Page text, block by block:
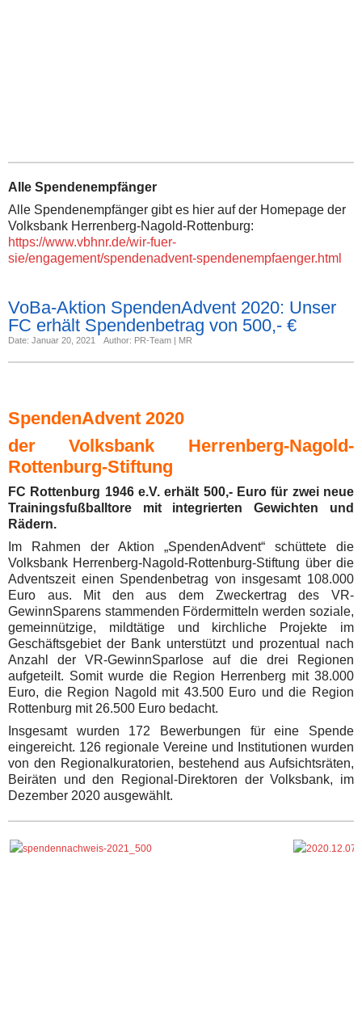
Alle Spendenempfänger
Alle Spendenempfänger gibt es hier auf der Homepage der
Volksbank Herrenberg-Nagold-Rottenburg:
https://www.vbhnr.de/wir-fuer-
sie/engagement/spendenadvent-spendenempfaenger.html
VoBa-Aktion SpendenAdvent 2020: Unser
FC erhält Spendenbetrag von 500,- €
Date: Januar 20, 2021 Author: PR-Team | MR
SpendenAdvent 2020
der Volksbank Herrenberg-Nagold-
Rottenburg-Stiftung
FC Rottenburg 1946 e.V. erhält 500,- Euro für zwei neue
Trainingsfußballtore mit integrierten Gewichten und
Rädern.
Im Rahmen der Aktion „SpendenAdvent“ schüttete die
Volksbank Herrenberg-Nagold-Rottenburg-Stiftung über die
Adventszeit einen Spendenbetrag von insgesamt 108.000
Euro aus. Mit den aus dem Zweckertrag des VR-
GewinnSparens stammenden Fördermitteln werden soziale,
gemeinnützige, mildtätige und kirchliche Projekte im
Geschäftsgebiet der Bank unterstützt und prozentual nach
Anzahl der VR-GewinnSparlose auf die drei Regionen
aufgeteilt. Somit wurde die Region Herrenberg mit 38.000
Euro, die Region Nagold mit 43.500 Euro und die Region
Rottenburg mit 26.500 Euro bedacht.
Insgesamt wurden 172 Bewerbungen für eine Spende
eingereicht. 126 regionale Vereine und Institutionen wurden
von den Regionalkuratorien, bestehend aus Aufsichtsräten,
Beiräten und den Regional-Direktoren der Volksbank, im
Dezember 2020 ausgewählt.